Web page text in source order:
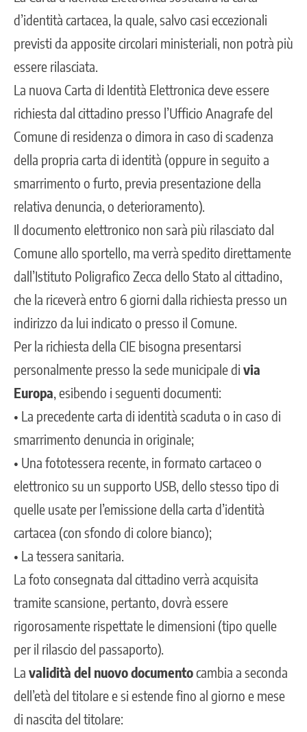
d’identità cartacea, la quale, salvo casi eccezionali
previsti da apposite circolari ministeriali, non potrà più
essere rilasciata.
La nuova Carta di Identità Elettronica deve essere
richiesta dal cittadino presso l’Ufficio Anagrafe del
Comune di residenza o dimora in caso di scadenza
della propria carta di identità (oppure in seguito a
smarrimento o furto, previa presentazione della
relativa denuncia, o deterioramento).
Il documento elettronico non sarà più rilasciato dal
Comune allo sportello, ma verrà spedito direttamente
dall’Istituto Poligrafico Zecca dello Stato al cittadino,
che la riceverà entro 6 giorni dalla richiesta presso un
indirizzo da lui indicato o presso il Comune.
Per la richiesta della CIE bisogna presentarsi
personalmente presso la sede municipale di via
Europa , esibendo i seguenti documenti:
• La precedente carta di identità scaduta o in caso di
smarrimento denuncia in originale;
• Una fototessera recente, in formato cartaceo o
elettronico su un supporto USB, dello stesso tipo di
quelle usate per l’emissione della carta d’identità
cartacea (con sfondo di colore bianco);
• La tessera sanitaria.
La foto consegnata dal cittadino verrà acquisita
tramite scansione, pertanto, dovrà essere
rigorosamente rispettate le dimensioni (tipo quelle
per il rilascio del passaporto).
La validità del nuovo documentocambia a seconda
dell’età del titolare e si estende fino al giorno e mese
di nascita del titolare: